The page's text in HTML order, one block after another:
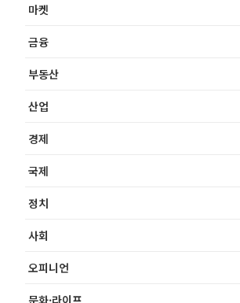
마켓
금융
부동산
산업
경제
국제
정치
사회
오피니언
문화·라이프